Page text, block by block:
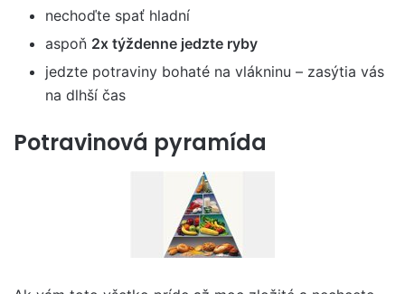
nechoďte spať hladní
aspoň 2x týždenne jedzte ryby
jedzte potraviny bohaté na vlákninu – zasýtia vás
na dlhší čas
Potravinová pyramída